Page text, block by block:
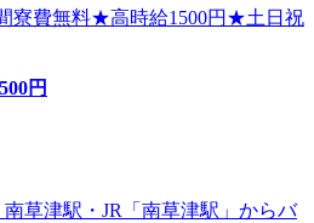
寮費無料★高時給1500円★土日祝
円
草津駅・JR「南草津駅」からバ